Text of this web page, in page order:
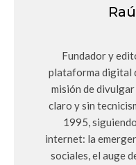
Fundador y
plataforma digital
misión de
claro y sin
1995,
internet: la
sociales, el auge